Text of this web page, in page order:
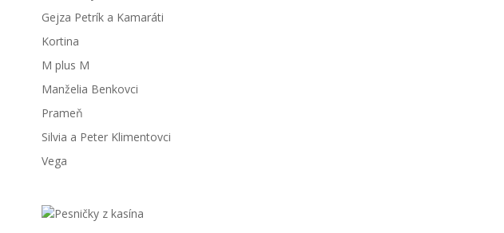
Gejza Petrík a Kamaráti
Kortina
M plus M
Manželia Benkovci
Prameň
Silvia a Peter Klimentovci
Vega